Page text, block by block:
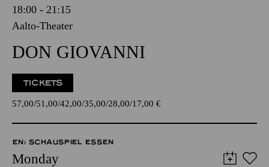
18:00 - 21:15
Aalto-Theater
DON GIOVANNI
TICKETS
57,00 51,00 42,00 35,00 28,00 17,00 €
EN: SCHAUSPIEL ESSEN
Monday